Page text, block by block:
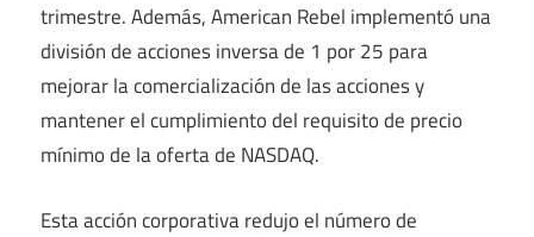
trimestre. Además, American Rebel implementó una
división de acciones inversa de 1 por 25 para
mejorar la comercialización de las acciones y
mantener el cumplimiento del requisito de precio
mínimo de la oferta de NASDAQ.
Esta acción corporativa redujo el número de